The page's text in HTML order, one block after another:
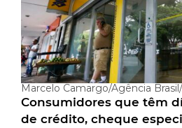
Marcelo Camargo/Agência
Consumidores que têm
de crédito, cheque